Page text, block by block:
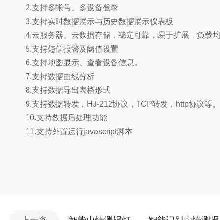
2.支持多帐号、多设备登录
3.支持实时数据展示与历史数据展示仪表板
4.云服务器、云数据存储，稳定可靠，易于扩展，负载
5.支持短信报警及阈值设置
6.支持地图显示、查看设备信息。
7.支持数据曲线分析
8.支持数据导出表格形式
9.支持数据转发，HJ-212协议，TCP转发，http协议等。
10.支持数据后处理功能
11.支持外置运行javascript脚本